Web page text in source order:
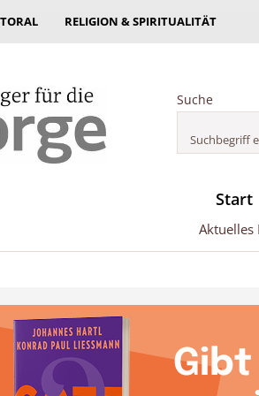
RELIGION & SPIRITUALITÄT
Suche
Start
Aktuelles